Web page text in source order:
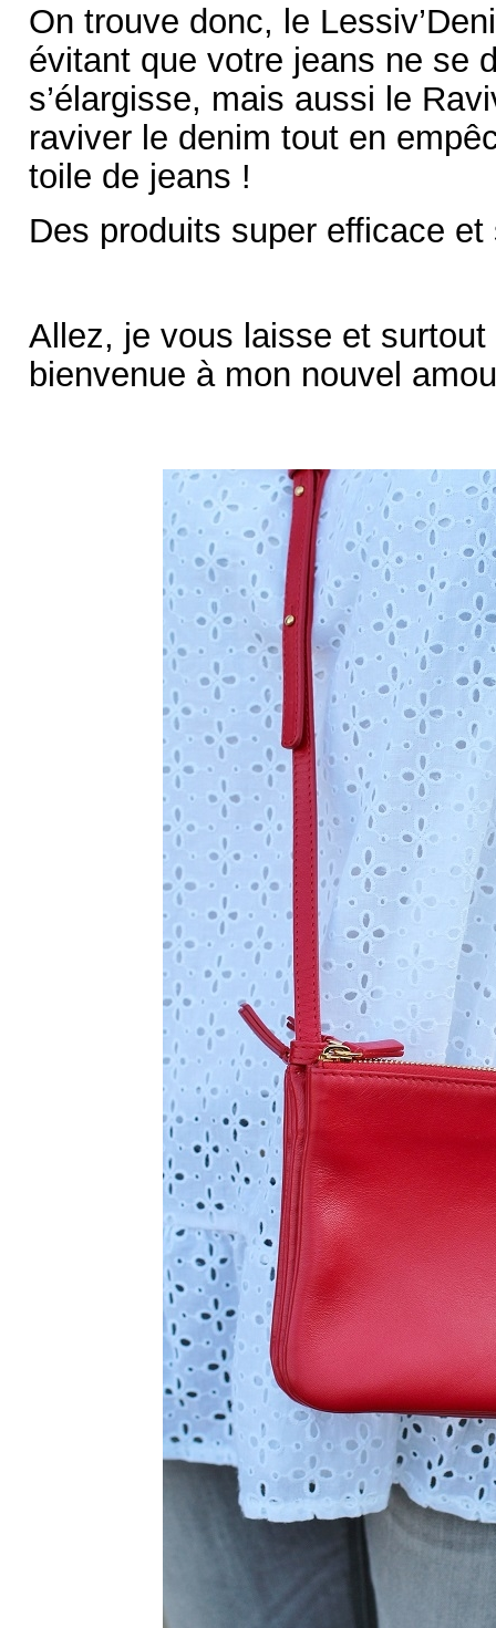
On trouve donc, le
évitant que votre jeans ne se
s’élargisse, mais aussi le
raviver le denim tout en
toile de jeans !
Des produits super efficace
Allez, je vous laisse et
bienvenue à mon nouvel